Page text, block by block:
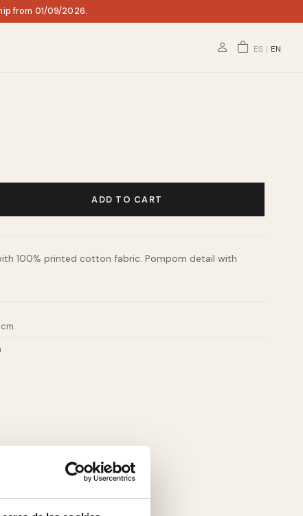
from 01/09/2026.
ES | EN
ADD TO CART
100% printed cotton fabric. Pompom detail with